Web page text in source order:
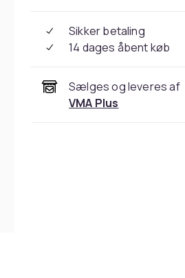
Sikker betaling
14 dages åbent køb
Sælges og leveres af
VMA Plus